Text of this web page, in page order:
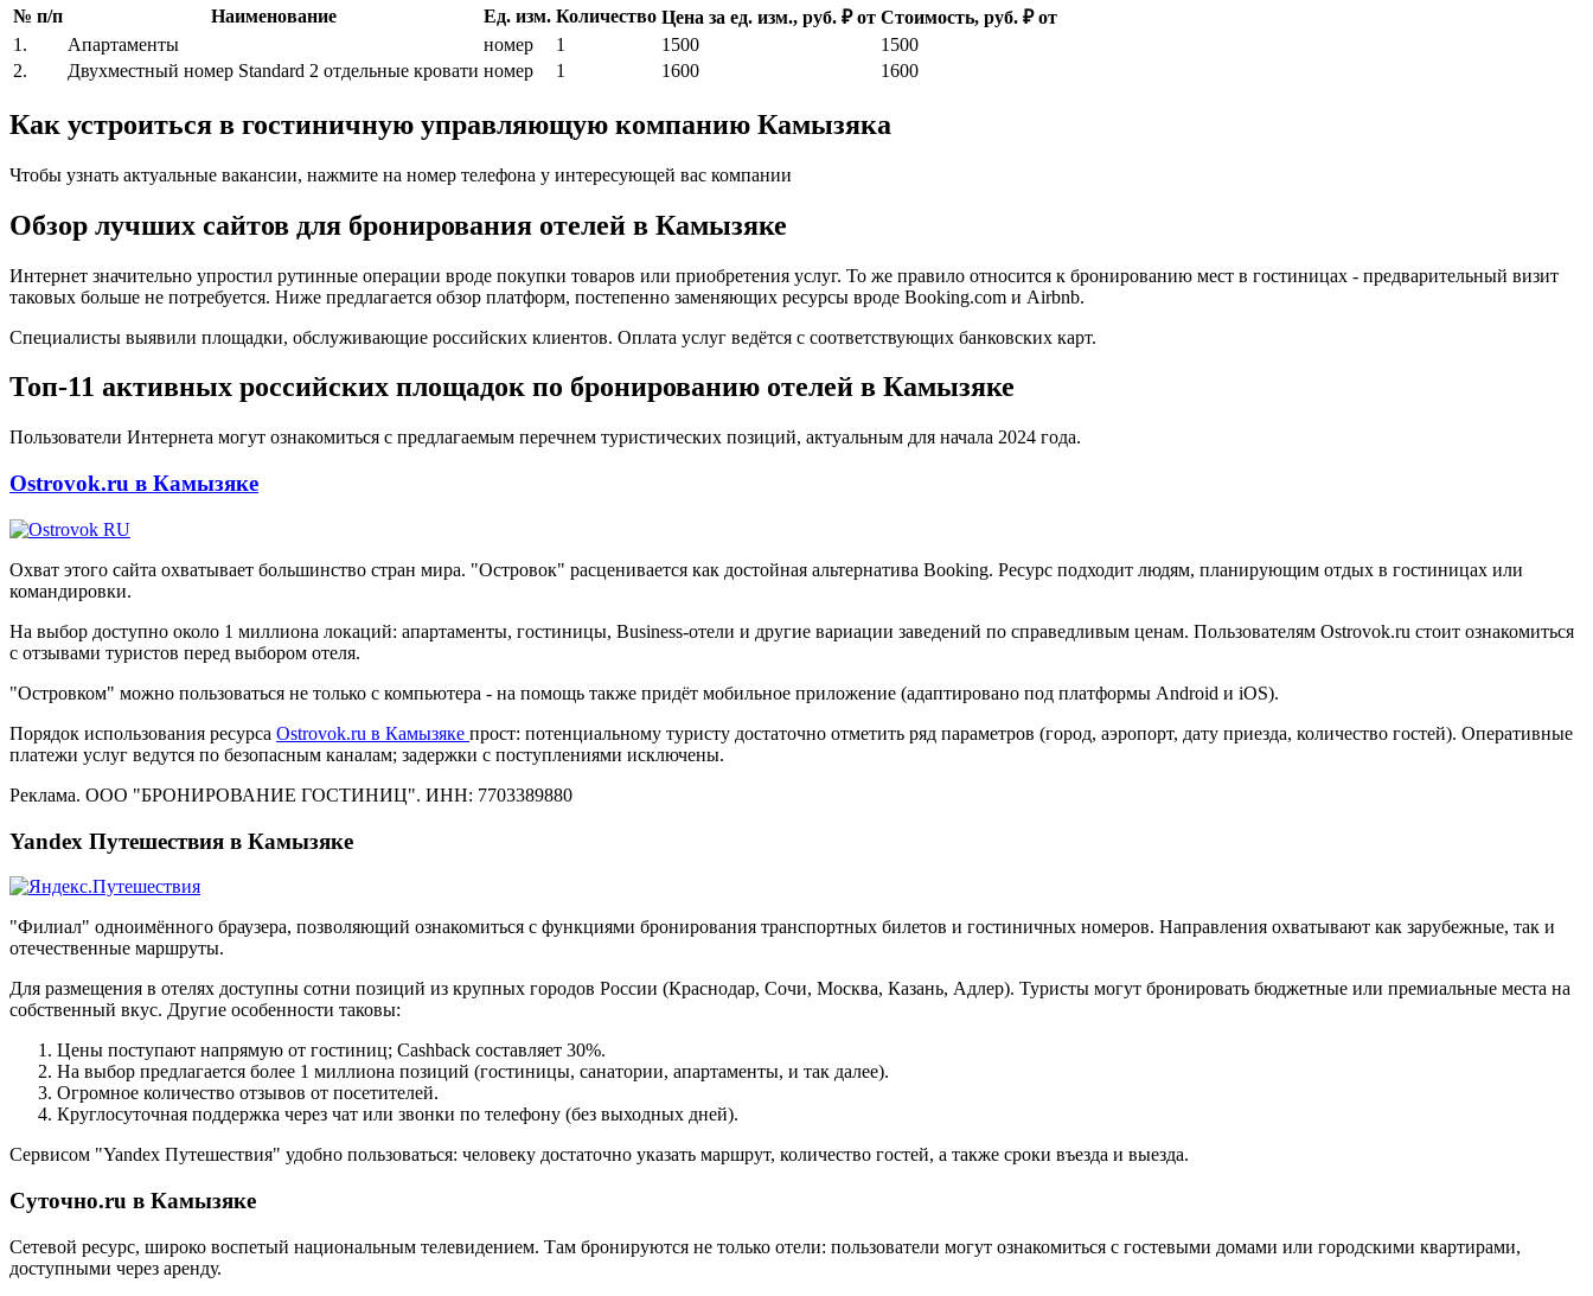
№ п/п
Наименование Ед. изм. Количество Цена за ед. изм., руб. ₽ от Стоимость, руб. ₽ от
1.
Апартаменты номер 1 1500
1500
2.
Двухместный номер Standard 2 отдельные кровати номер 1 1600 1600
Как устроиться в гостиничную управляющую компанию Камызяка
Чтобы узнать актуальные вакансии, нажмите на номер телефона у интересующей вас компании
Обзор лучших сайтов для бронирования отелей в Камызяке
Интернет значительно упростил рутинные операции вроде покупки товаров или приобретения услуг. То же правило относится к бронированию мест в гостиницах - предварительный визит
таковых больше не потребуется. Ниже предлагается обзор платформ, постепенно заменяющих ресурсы вроде Booking.com и Airbnb.
Специалисты выявили площадки, обслуживающие российских клиентов. Оплата услуг ведётся с соответствующих банковских карт.
Топ-11 активных российских площадок по бронированию отелей в Камызяке
Пользователи Интернета могут ознакомиться с предлагаемым перечнем туристических позиций, актуальным для начала 2024 года.
Ostrovok.ru в Камызяке
Охват этого сайта охватывает большинство стран мира. "Островок" расценивается как достойная альтернатива Booking. Ресурс подходит людям, планирующим отдых в гостиницах или
командировки.
На выбор доступно около 1 миллиона локаций: апартаменты, гостиницы, Business-отели и другие вариации заведений по справедливым ценам. Пользователям Ostrovok.ru стоит ознакомиться
с отзывами туристов перед выбором отеля.
"Островком" можно пользоваться не только с компьютера - на помощь также придёт мобильное приложение (адаптировано под платформы Android и iOS).
Порядок использования ресурса Ostrovok.ru в Камызяке прост: потенциальному туристу достаточно отметить ряд параметров (город, аэропорт, дату приезда, количество гостей). Оперативные
платежи услуг ведутся по безопасным каналам; задержки с поступлениями исключены.
Реклама. ООО "БРОНИРОВАНИЕ ГОСТИНИЦ". ИНН: 7703389880
Yandex Путешествия в Камызяке
"Филиал" одноимённого браузера, позволяющий ознакомиться с функциями бронирования транспортных билетов и гостиничных номеров. Направления охватывают как зарубежные, так и
отечественные маршруты.
Для размещения в отелях доступны сотни позиций из крупных городов России (Краснодар, Сочи, Москва, Казань, Адлер). Туристы могут бронировать бюджетные или премиальные места на
собственный вкус. Другие особенности таковы:
Цены поступают напрямую от гостиниц; Cashback составляет 30%.
На выбор предлагается более 1 миллиона позиций (гостиницы, санатории, апартаменты, и так далее).
Огромное количество отзывов от посетителей.
Круглосуточная поддержка через чат или звонки по телефону (без выходных дней).
Сервисом "Yandex Путешествия" удобно пользоваться: человеку достаточно указать маршрут, количество гостей, а также сроки въезда и выезда.
Суточно.ru в Камызяке
Сетевой ресурс, широко воспетый национальным телевидением. Там бронируются не только отели: пользователи могут ознакомиться с гостевыми домами или городскими квартирами,
доступными через аренду.